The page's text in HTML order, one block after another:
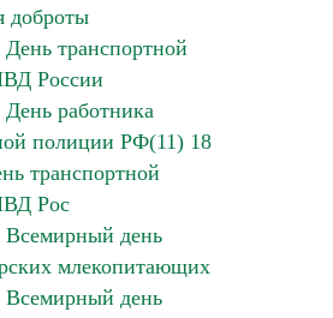
доброты
День транспортной
России
работника
полиции РФ(11) 18
транспортной
Рос
Всемирный день
млекопитающих
Всемирный день